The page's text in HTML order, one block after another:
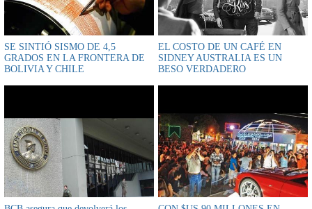
SE SINTIÓ SISMO DE 4,5
GRADOS EN LA FRONTERA DE
BOLIVIA Y CHILE
EL COSTO DE UN CAFÉ EN
SIDNEY AUSTRALIA ES UN
BESO VERDADERO